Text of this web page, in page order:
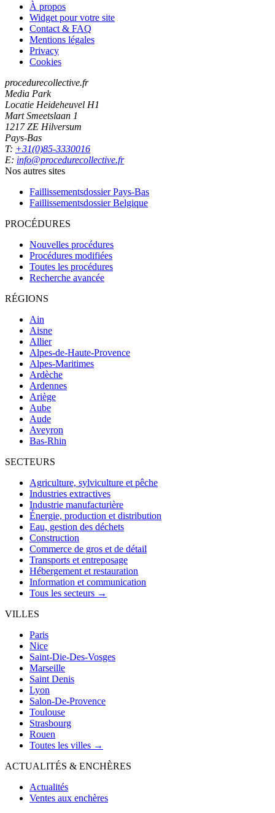
À propos
Widget pour votre site
Contact & FAQ
Mentions légales
Privacy
Cookies
procedurecollective.fr
Media Park
Locatie Heideheuvel H1
Mart Smeetslaan 1
1217 ZE Hilversum
Pays-Bas
T: +31(0)85-3330016
E: info@procedurecollective.fr
Nos autres sites
Faillissementsdossier Pays-Bas
Faillissementsdossier Belgique
PROCÉDURES
Nouvelles procédures
Procédures modifiées
Toutes les procédures
Recherche avancée
RÉGIONS
Ain
Aisne
Allier
Alpes-de-Haute-Provence
Alpes-Maritimes
Ardèche
Ardennes
Ariège
Aube
Aude
Aveyron
Bas-Rhin
SECTEURS
Agriculture, sylviculture et pêche
Industries extractives
Industrie manufacturière
Énergie, production et distribution
Eau, gestion des déchets
Construction
Commerce de gros et de détail
Transports et entreposage
Hébergement et restauration
Information et communication
Tous les secteurs →
VILLES
Paris
Nice
Saint-Die-Des-Vosges
Marseille
Saint Denis
Lyon
Salon-De-Provence
Toulouse
Strasbourg
Rouen
Toutes les villes →
ACTUALITÉS & ENCHÈRES
Actualités
Ventes aux enchères